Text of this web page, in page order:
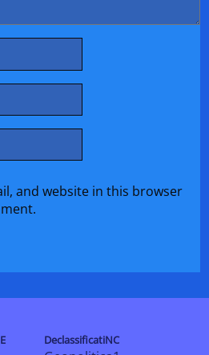
and website in this browser
DeclassificatiNC